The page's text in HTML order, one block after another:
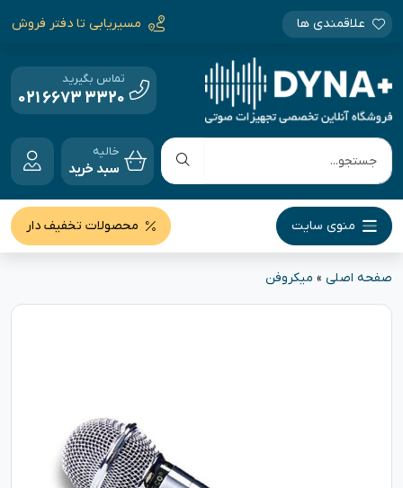
علاقمندی ها مسیریابی تا دفتر فروش
تماس بگیرید
021 6673 3320
خالیه
سبد خرید
منوی سایت محصولات تخفیف دار
صفحه اصلی » میکروفن